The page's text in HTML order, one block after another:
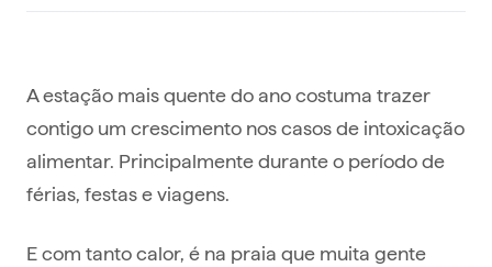
A estação mais quente do ano costuma trazer
contigo um crescimento nos casos de intoxicação
alimentar. Principalmente durante o período de
férias, festas e viagens.
E com tanto calor, é na praia que muita gente